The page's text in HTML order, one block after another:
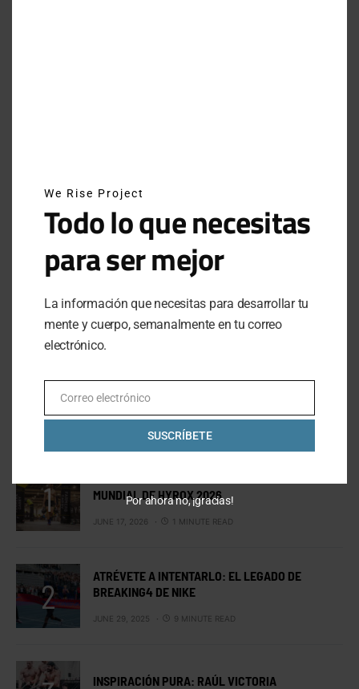
SUSCRÍBETE A NUESTRO NEWSLETTER
Al hacer clic en este botón, confirmas que has leído y
estas de acuerdo con nuestros términos de uso respecto al
almacenamiento de información enviada por esta forma.
MUNDIAL DE HYROX 2026
JUNE 17, 2026 1 MINUTE READ
ATRÉVETE A INTENTARLO: EL LEGADO DE
BREAKING4 DE NIKE
JUNE 29, 2025 9 MINUTE READ
INSPIRACIÓN PURA: RAÚL VICTORIA
We Rise Project
Todo lo que necesitas
para ser mejor
La información que necesitas para desarrollar tu
mente y cuerpo, semanalmente en tu correo
electrónico.
EmailCorreo electrónico
SUSCRÍBETE
Por ahora no, ¡gracias!